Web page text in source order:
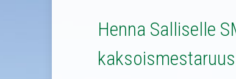
Henna Salliselle
kaksoismestaruus